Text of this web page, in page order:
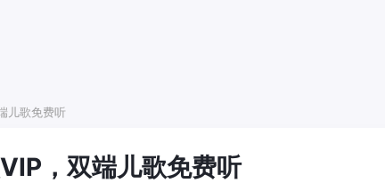
儿歌免费听
，双端儿歌免费听